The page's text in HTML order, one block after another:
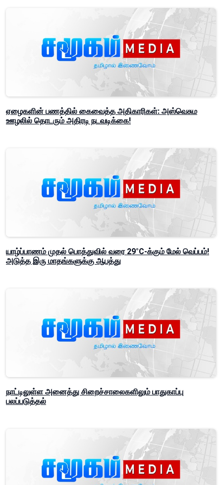
ஏழைகளின் பணத்தில் கைவைத்த அதிகாரிகள்: அஸ்வெசும
ஊழலில் தொடரும் அதிரடி நடவடிக்கை!
யாழ்ப்பாணம் முதல் பொத்துவில் வரை 29°C-க்கும் மேல் வெப்பம்!
அடுத்த இரு மாதங்களுக்கு ஆபத்து
நாட்டிலுள்ள அனைத்து சிறைச்சாலைகளிலும் பாதுகாப்பு
பலப்படுத்தல்